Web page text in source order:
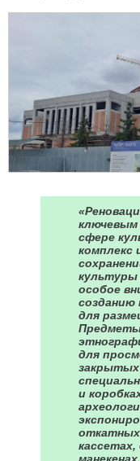
ключевым
сфере
комплекс
культуры
особое
созданию
для
для
и